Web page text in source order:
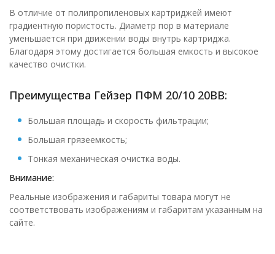
В отличие от полипропиленовых картриджей имеют
градиентную пористость. Диаметр пор в материале
уменьшается при движении воды внутрь картриджа.
Благодаря этому достигается большая емкость и высокое
качество очистки.
Преимущества Гейзер ПФМ 20/10 20ВВ:
Большая площадь и скорость фильтрации;
Большая грязеемкость;
Тонкая механическая очистка воды.
Внимание:
Реальные изображения и габариты товара могут не
соответствовать изображениям и габаритам указанным на
сайте.